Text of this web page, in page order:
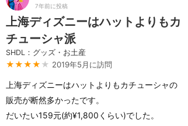
7年前に投稿
上海ディズニーはハットよりもカ
チューシャ派
SHDL：グッズ・お土産
★★★★ ★ 2019年5月に訪問
上海ディズニーはハットよりもカチューシャの
販売が断然多かったです。
だいたい159元(約¥1,800くらい)でした。